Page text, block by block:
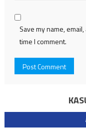
Save my name,
time I comment.